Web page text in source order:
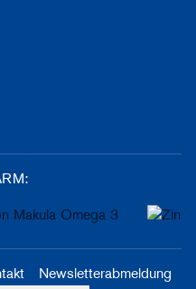
Newsletterabmeldung